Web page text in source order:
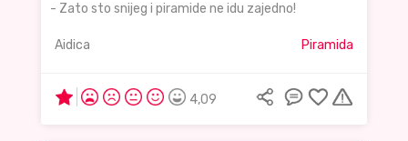
- Zato sto snijeg i piramide ne idu zajedno!
Aidica Piramida
4,09